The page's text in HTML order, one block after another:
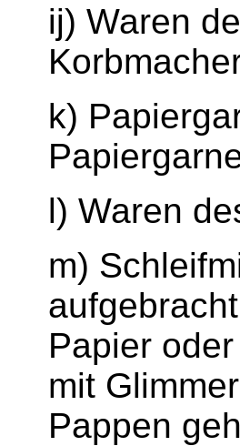
ij) Waren
k)
l) Waren
m)
Papier
mit
Pappen